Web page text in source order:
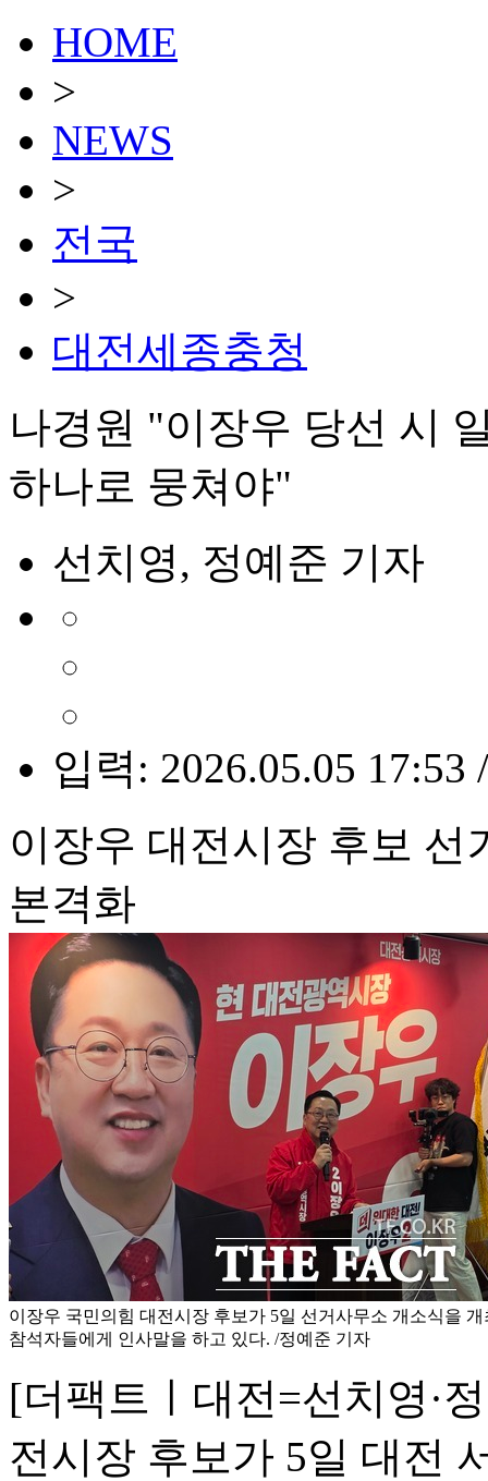
HOME
>
NEWS
>
전국
>
대전세종충청
나경원 "이장우 당선 시
하나로 뭉쳐야"
선치영, 정예준 기자
입력: 2026.05.05 17:53
이장우 대전시장 후보
본격화
이장우 국민의힘 대전시장 후보가 5일 선거사무소 개소식을
참석자들에게 인사말을 하고 있다. /정예준 기자
[더팩트ㅣ대전=선치영·
전시장 후보가 5일 대전